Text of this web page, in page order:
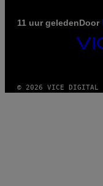
11 uur geledenDoor
VICE
MEDIA
© 2026 VICE DIGITAL